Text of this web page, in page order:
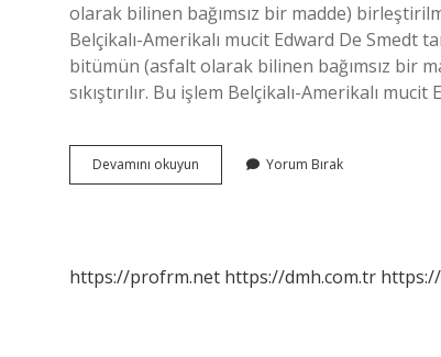
olarak bilinen bağımsız bir madde)
Belçikalı-Amerikalı mucit Edward De
bitümün (asfalt olarak bilinen bağımsız bir
sıkıştırılır. Bu işlem Belçikalı-Amerikalı
Devamını okuyun
Yolu
Yorum Bırak
https://profrm.net https://dmh.com.tr